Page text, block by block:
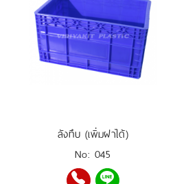
ลังทึบ (เพิ่มฝาได้)
No: 045